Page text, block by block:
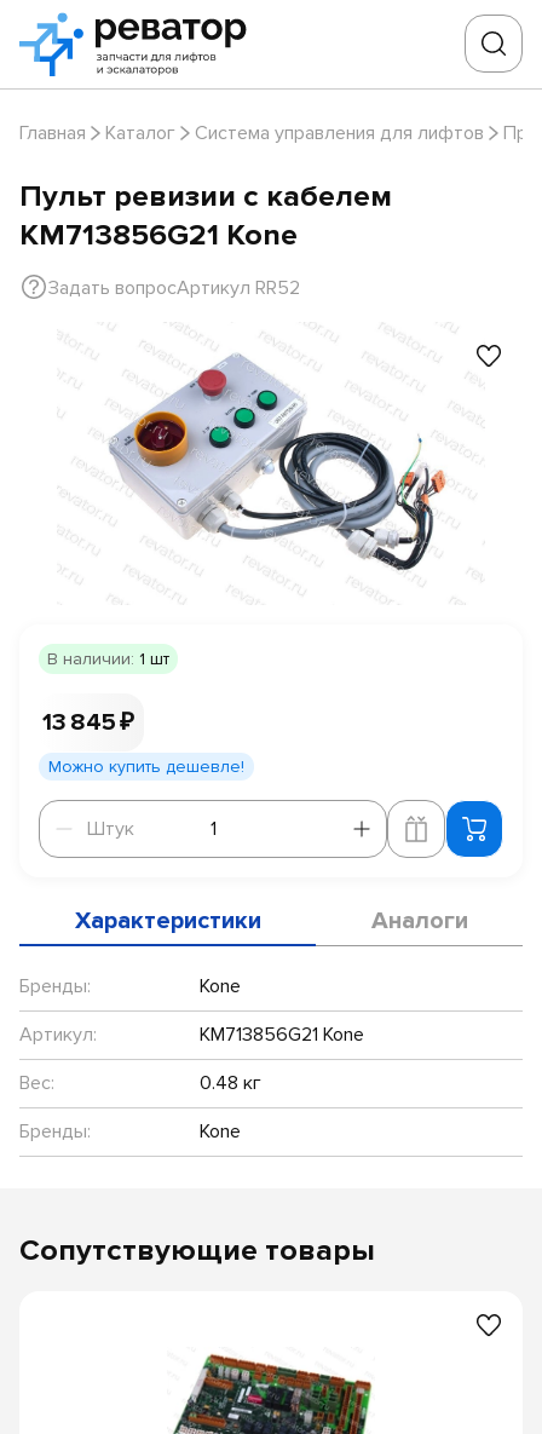
Главная Каталог Система управления для лифтов
Пульт ревизии с кабелем
KM713856G21 Kone
Задать вопросАртикул RR52
В наличии: 1 шт
13 845 ₽
Можно купить дешевле!
Штук
Штук
Характеристики Аналоги
Бренды:
Kone
Артикул:
KM713856G21 Kone
Вес:
0.48 кг
Бренды:
Kone
Сопутствующие товары